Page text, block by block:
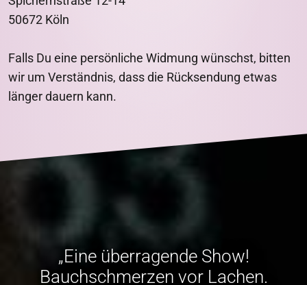
50672 Köln
Falls Du eine persönliche Widmung wünschst, bitten
wir um Verständnis, dass die Rücksendung etwas
länger dauern kann.
„Eine überragende Show!
Bauchschmerzen vor Lachen.